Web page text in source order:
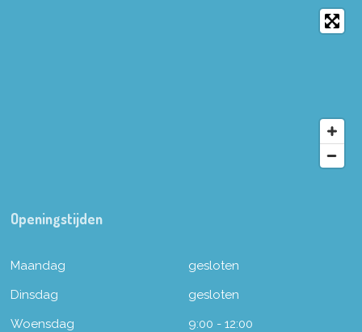
Openingstijden
Maandag
gesloten
Dinsdag
gesloten
Woensdag
9:00 - 12:00